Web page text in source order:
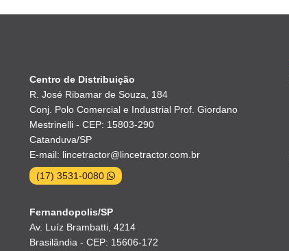
Centro de Distribuição
R. José Ribamar de Souza, 184
Conj. Polo Comercial e Industrial Prof. Giordano
Mestrinelli - CEP: 15803-290
Catanduva/SP
E-mail: lincetractor@lincetractor.com.br
(17) 3531-0080
Fernandopolis/SP
Av. Luíz Brambatti, 4214
Brasilândia - CEP: 15606-172